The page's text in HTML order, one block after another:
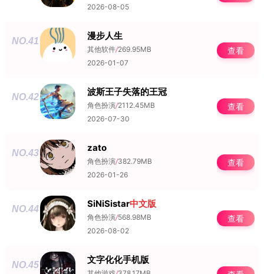
2026-08-05
NO.41 漫步人生
其他软件/269.95MB
2026-01-07
查看
NO.42 波斯王子失落的王冠
角色扮演/2112.45MB
2026-07-30
查看
NO.43 zato
角色扮演/382.79MB
2026-01-26
查看
NO.44 SiNiSistar中文版
角色扮演/568.98MB
2026-08-02
查看
NO.45 文字化化手机版